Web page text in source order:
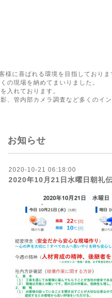
様に喜ばれる環境を目指しておりま
の現場を納めてまいりました。
入れております。
、管内部カメラ調査など多くのイ
お知らせ
2020-10-21 06:18:00
2020年10月21日水曜日朝礼